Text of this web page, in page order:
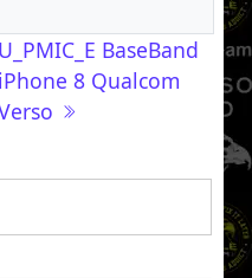
U_PMIC_E BaseBand
iPhone 8 Qualcom